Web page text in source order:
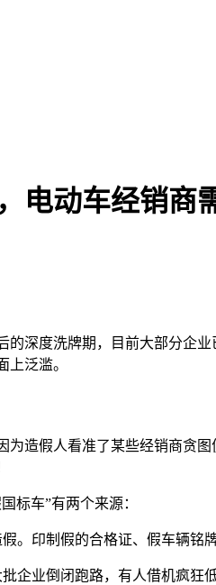
电动车经销商
的深度洗牌期，目前大部分企
上泛滥。
为造假人看准了某些经销商贪
标车”有两个来源：
。印制假的合格证、假车辆铭
企业倒闭跑路，有人借机疯